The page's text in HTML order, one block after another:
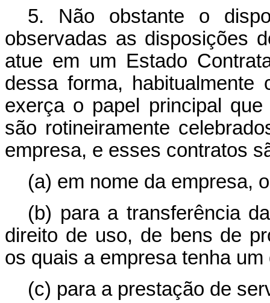
5. Não obstante o
observadas as disposições
atue em um Estado
dessa forma, habitualmente
exerça o papel principal
são rotineiramente
empresa, e esses contratos
(a) em nome da empresa,
(b) para a transferência
direito de uso, de bens de
os quais a empresa tenha
(c) para a prestação de